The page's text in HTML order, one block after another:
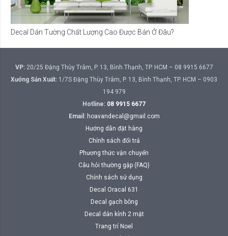
Decal Dán Tường Chất Lượng Cao Được Bán Ở Đâu?
VP:20/25 Đặng Thùy Trâm, P. 13, Bình Thạnh, TP. HCM – 08 9915 6677
Xưởng Sản Xuất: 1/7S Đặng Thùy Trâm, P. 13, Bình Thạnh, TP. HCM – 0903
194 979
Hotline: 08 9915 6677
Email: hoavandecal@gmail.com
Hướng dẫn đặt hàng
Chính sách đổi trả
Phương thức vận chuyển
Câu hỏi thường gặp (FAQ)
Chính sách sử dụng
Decal Oracal 631
Decal gạch bông
Decal dán kính 2 mặt
Trang trí Noel